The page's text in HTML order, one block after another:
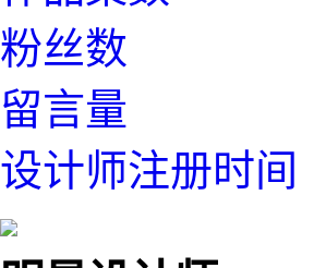
粉丝数
留言量
设计师注册时间